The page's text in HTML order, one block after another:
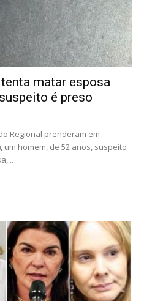
matar esposa
é preso
Regional prenderam em
homem, de 52 anos, suspeito